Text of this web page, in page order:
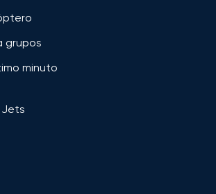
grupos
minuto